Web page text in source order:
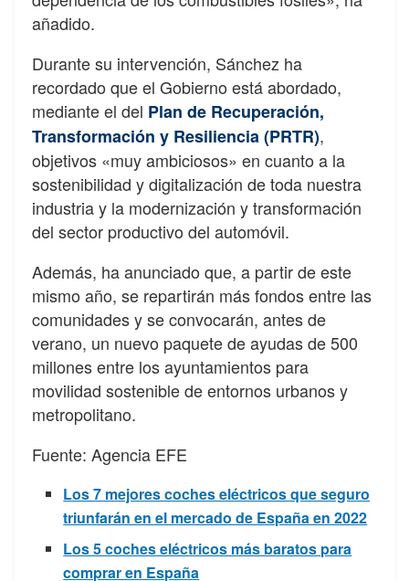
añadido.
Durante su intervención, Sánchez ha
recordado que el Gobierno está abordado,
mediante el del Plan de Recuperación,
Transformación y Resiliencia (PRTR),
objetivos «muy ambiciosos» en cuanto a la
sostenibilidad y digitalización de toda nuestra
industria y la modernización y transformación
del sector productivo del automóvil.
Además, ha anunciado que, a partir de este
mismo año, se repartirán más fondos entre las
comunidades y se convocarán, antes de
verano, un nuevo paquete de ayudas de 500
millones entre los ayuntamientos para
movilidad sostenible de entornos urbanos y
metropolitano.
Fuente: Agencia EFE
Los 7 mejores coches eléctricos que seguro
triunfarán en el mercado de España en 2022
Los 5 coches eléctricos más baratos para
comprar en España